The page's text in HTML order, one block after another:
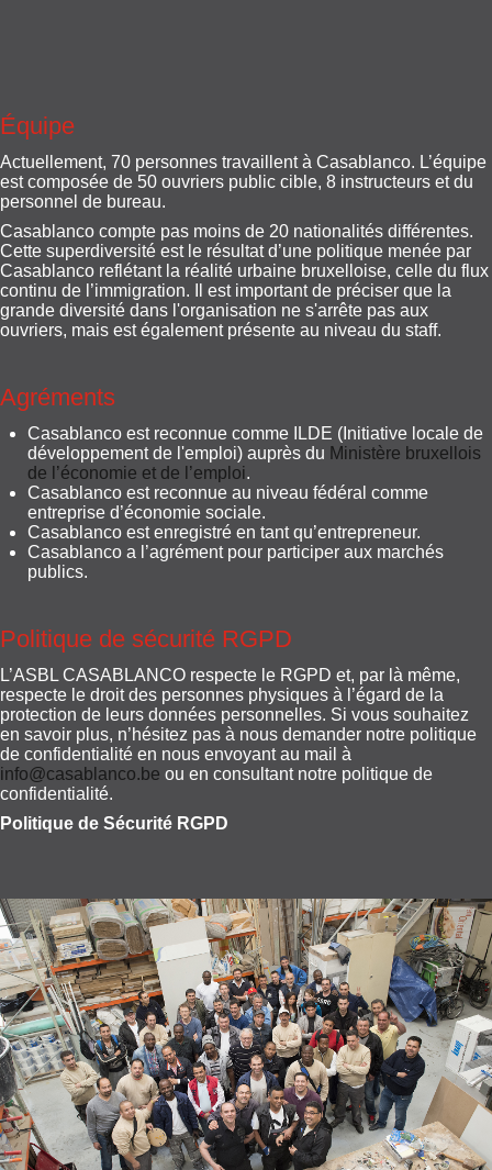
Équipe
Actuellement, 70 personnes travaillent à Casablanco. L’équipe
est composée de 50 ouvriers public cible, 8 instructeurs et du
personnel de bureau.
Casablanco compte pas moins de 20 nationalités différentes.
Cette superdiversité est le résultat d’une politique menée par
Casablanco reflétant la réalité urbaine bruxelloise, celle du flux
continu de l’immigration. Il est important de préciser que la
grande diversité dans l'organisation ne s'arrête pas aux
ouvriers, mais est également présente au niveau du staff.
Agréments
Casablanco est reconnue comme ILDE (Initiative locale de
développement de l'emploi) auprès du Ministère bruxellois
de l’économie et de l’emploi.
Casablanco est reconnue au niveau fédéral comme
entreprise d’économie sociale.
Casablanco est enregistré en tant qu’entrepreneur.
Casablanco a l’agrément pour participer aux marchés
publics.
Politique de sécurité RGPD
L’ASBL CASABLANCO respecte le RGPD et, par là même,
respecte le droit des personnes physiques à l’égard de la
protection de leurs données personnelles. Si vous souhaitez
en savoir plus, n’hésitez pas à nous demander notre politique
de confidentialité en nous envoyant au mail à
info@casablanco.be ou en consultant notre politique de
confidentialité.
Politique de Sécurité RGPD